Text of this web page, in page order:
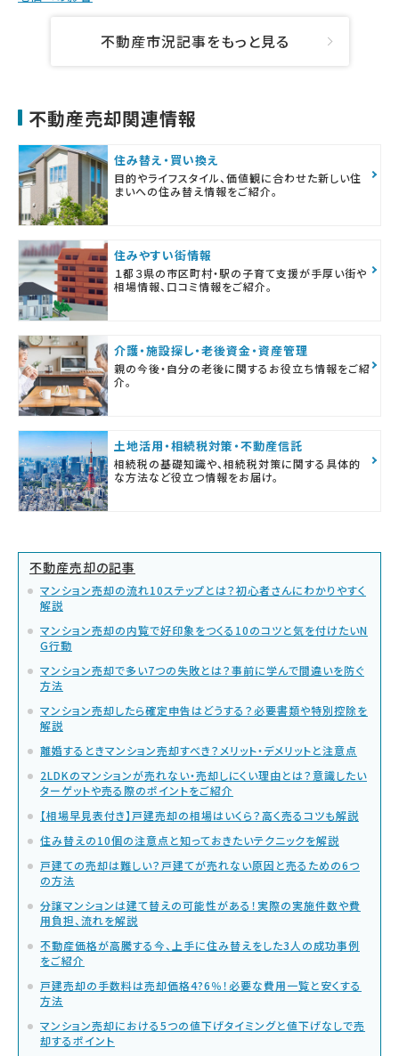
不動産市況記事をもっと見る
不動産売却関連情報
住み替え・買い換え
目的やライフスタイル、価値観に合わせた新しい住
まいへの住み替え情報をご紹介。
住みやすい街情報
１都３県の市区町村・駅の子育て支援が手厚い街や
相場情報、口コミ情報をご紹介。
介護・施設探し・老後資金・資産管理
親の今後・自分の老後に関するお役立ち情報をご紹
介。
土地活用・相続税対策・不動産信託
相続税の基礎知識や、相続税対策に関する具体的
な方法など役立つ情報をお届け。
不動産売却の記事
マンション売却の流れ10ステップとは？初心者さんにわかりやすく
解説
マンション売却の内覧で好印象をつくる10のコツと気を付けたいN
G行動
マンション売却で多い7つの失敗とは？事前に学んで間違いを防ぐ
方法
マンション売却したら確定申告はどうする？必要書類や特別控除を
解説
離婚するときマンション売却すべき？メリット・デメリットと注意点
2LDKのマンションが売れない・売却しにくい理由とは？意識したい
ターゲットや売る際のポイントをご紹介
【相場早見表付き】戸建売却の相場はいくら？高く売るコツも解説
住み替えの10個の注意点と知っておきたいテクニックを解説
戸建ての売却は難しい？戸建てが売れない原因と売るための6つ
の方法
分譲マンションは建て替えの可能性がある！実際の実施件数や費
用負担、流れを解説
不動産価格が高騰する今、上手に住み替えをした3人の成功事例
をご紹介
戸建売却の手数料は売却価格4?6％！必要な費用一覧と安くする
方法
マンション売却における5つの値下げタイミングと値下げなしで売
却するポイント